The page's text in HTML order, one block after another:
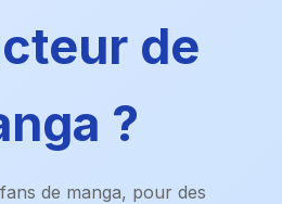
de
?
de manga, pour des